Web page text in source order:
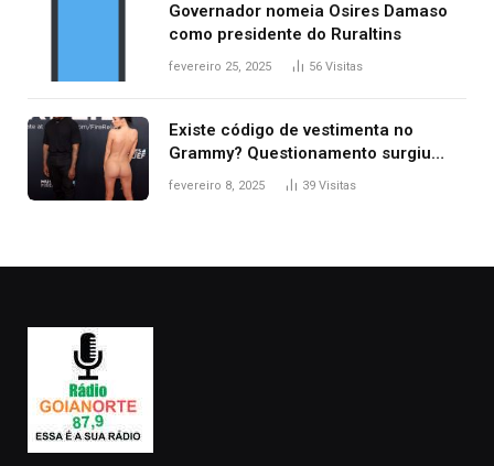
Governador nomeia Osires Damaso
como presidente do Ruraltins
fevereiro 25, 2025 56 Visitas
Existe código de vestimenta no
Grammy? Questionamento surgiu
após Bianca Censori, mulher de
fevereiro 8, 2025 39 Visitas